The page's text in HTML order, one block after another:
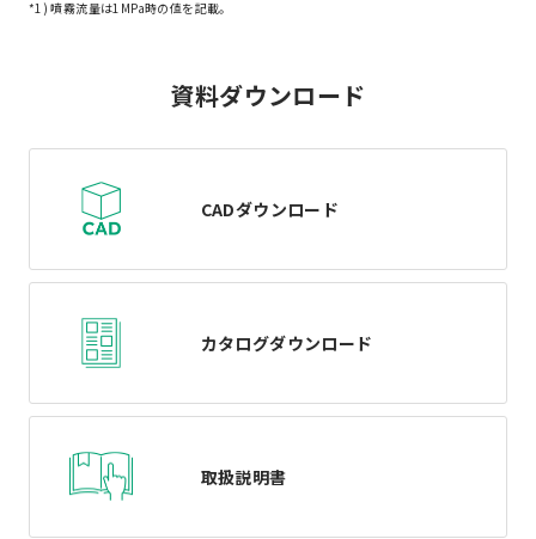
*1) 噴霧流量は1MPa時の値を記載。
資料ダウンロード
CADダウンロード
カタログダウンロード
取扱説明書